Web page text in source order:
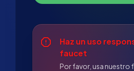
Haz un uso
faucet
Por favor, usa nuestro